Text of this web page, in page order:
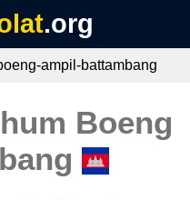
.org
ampil-battambang
Boeng